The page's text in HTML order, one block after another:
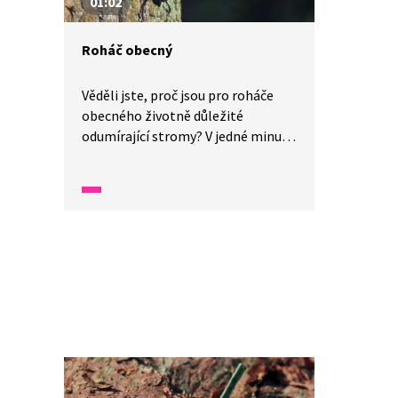
Roháč obecný
Věděli jste, proč jsou pro roháče
obecného životně důležité
odumírající stromy? V jedné minutě